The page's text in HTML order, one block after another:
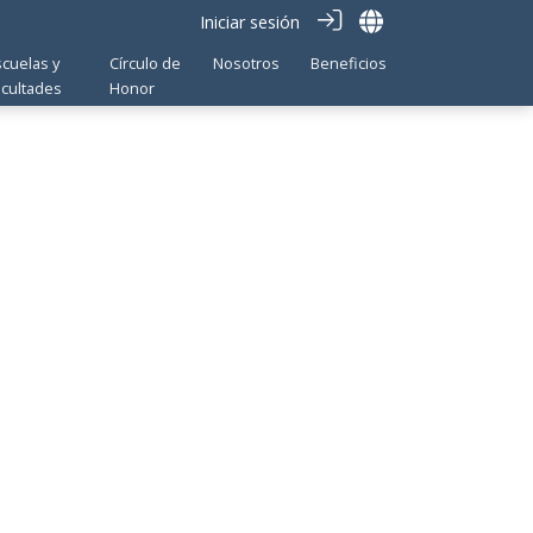
Iniciar sesión
y
Círculo de
Honor
Nosotros Beneficios